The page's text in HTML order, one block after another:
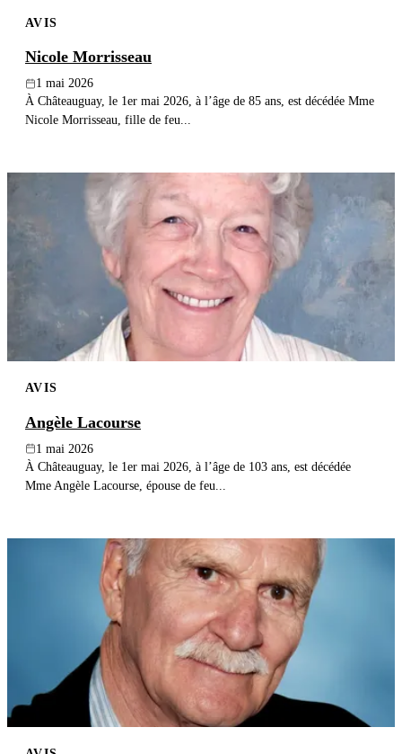
AVIS
Nicole Morrisseau
1 mai 2026
À Châteauguay, le 1er mai 2026, à l’âge de 85 ans, est décédée Mme
Nicole Morrisseau, fille de feu...
AVIS
Angèle Lacourse
1 mai 2026
À Châteauguay, le 1er mai 2026, à l’âge de 103 ans, est décédée
Mme Angèle Lacourse, épouse de feu...